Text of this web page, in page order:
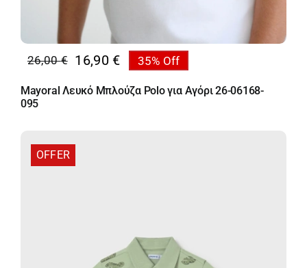
26,00€
Original
price
was:
16,90 €
Η
τρέχουσα
τιμή
35% Off
Mayoral Λευκό Μπλούζα Polo για Αγόρι 26-06168-
095
OFFER